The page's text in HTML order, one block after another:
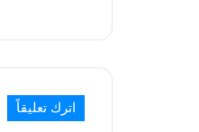
اترك تعليقاً